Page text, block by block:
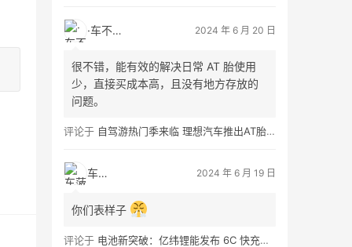
·车不易· 2024 年 6 月 20 日
很不错，能有效的解决日常 AT 胎使用
少，直接买成本高，且没有地方存放的
问题。
评论于 自驾游热门季来临 理想汽车推出AT胎租借服务
车菠萝 2024 年 6 月 19 日
你们表样子
评论于 电池新突破：亿纬锂能发布 6C 快充大圆柱电池 Omnicell，充电 5 分钟补能 300 公里